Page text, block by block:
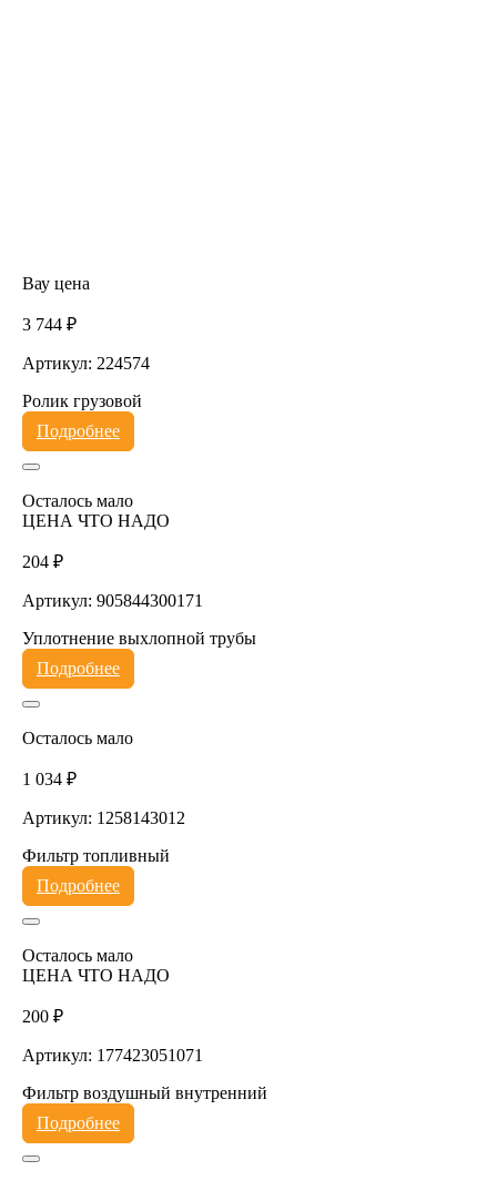
Вау цена
3 744 ₽
Артикул: 224574
Ролик грузовой
Подробнее
Осталось мало
ЦЕНА ЧТО НАДО
204 ₽
Артикул: 905844300171
Уплотнение выхлопной трубы
Подробнее
Осталось мало
1 034 ₽
Артикул: 1258143012
Фильтр топливный
Подробнее
Осталось мало
ЦЕНА ЧТО НАДО
200 ₽
Артикул: 177423051071
Фильтр воздушный внутренний
Подробнее